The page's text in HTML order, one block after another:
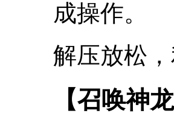
成操作。
解压放松
【召唤神